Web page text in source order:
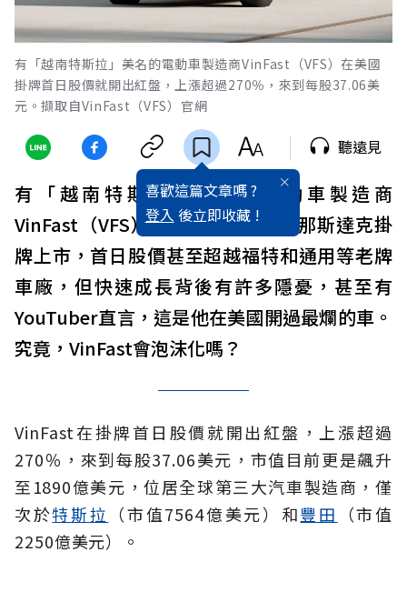
有「越南特斯拉」美名的電動車製造商VinFast（VFS）在美國
掛牌首日股價就開出紅盤，上漲超過270％，來到每股37.06美
元。擷取自VinFast（VFS）官網
喜歡這篇文章嗎 ?
登入 後立即收藏 !
聽遠見
有「越南特斯拉」美名的電動車製造商
VinFast（VFS），8月15日在美國那斯達克掛
牌上市，首日股價甚至超越福特和通用等老牌
車廠，但快速成長背後有許多隱憂，甚至有
YouTuber直言，這是他在美國開過最爛的車。
究竟，VinFast會泡沫化嗎？
VinFast在掛牌首日股價就開出紅盤，上漲超過
270％，來到每股37.06美元，市值目前更是飆升
至1890億美元，位居全球第三大汽車製造商，僅
次於特斯拉 （市值7564億美元）和豐田
（市值
2250億美元）。